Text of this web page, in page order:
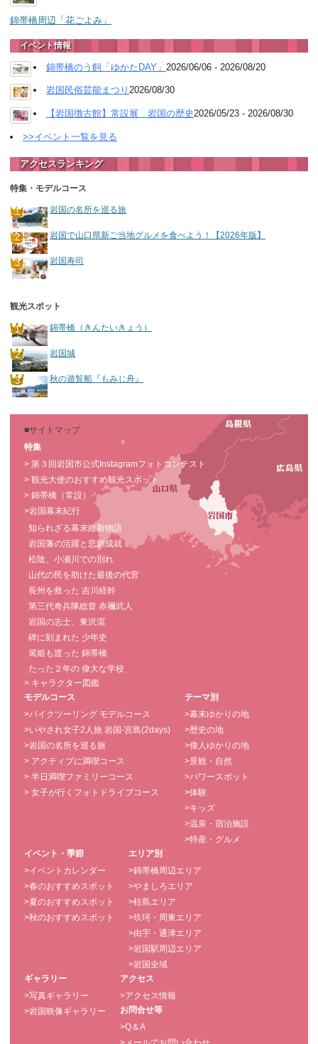
錦帯橋周辺「花ごよみ」
イベント情報
錦帯橋のう飼「ゆかたDAY」 2026/06/06 - 2026/08/20
岩国民俗芸能まつり 2026/08/30
【岩国徴古館】常設展 岩国の歴史 2026/05/23 - 2026/08/30
>>イベント一覧を見る
アクセスランキング
特集・モデルコース
岩国の名所を巡る旅
岩国で山口県新ご当地グルメを食べよう！【2026年版】
岩国寿司
観光スポット
錦帯橋（きんたいきょう）
岩国城
秋の遊覧船『もみじ舟』
■サイトマップ
特集
> 第３回岩国市公式Instagramフォトコンテスト
> 観光大使のおすすめ観光スポット
> 錦帯橋（常設）
>岩国幕末紀行
知られざる幕末維新物語
岩国藩の活躍と悲願成就
松陰、小瀬川での別れ
山代の民を助けた最後の代官
長州を救った 吉川経幹
第三代奇兵隊総督 赤禰武人
岩国の志士、東沢瀉
碑に刻まれた 少年史
篤姫も渡った 錦帯橋
たった２年の 偉大な学校
> キャラクター図鑑
モデルコース
>バイクツーリング モデルコース
>いやされ女子2人旅 岩国-宮島(2days)
>岩国の名所を巡る旅
> アクティブに満喫コース
> 半日満喫ファミリーコース
> 女子が行くフォトドライブコース
テーマ別
>幕末ゆかりの地
>歴史の地
>偉人ゆかりの地
>景観・自然
>パワースポット
>体験
>キッズ
>温泉・宿泊施設
>特産・グルメ
イベント・季節
>イベントカレンダー
>春のおすすめスポット
>夏のおすすめスポット
>秋のおすすめスポット
エリア別
>錦帯橋周辺エリア
>やましろエリア
>柱島エリア
>玖珂・周東エリア
>由宇・通津エリア
>岩国駅周辺エリア
>岩国全域
ギャラリー
>写真ギャラリー
>岩国映像ギャラリー
アクセス
>アクセス情報
お問合せ等
>Q＆A